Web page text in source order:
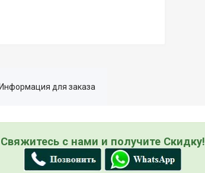
для заказа
Свяжитесь с нами и получите Скидку!